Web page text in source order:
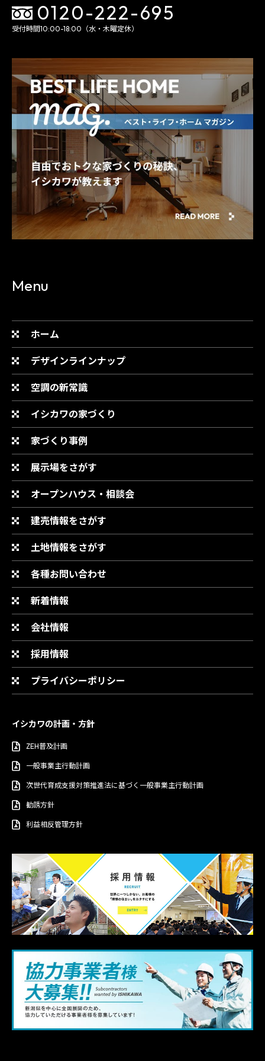
0120-222-695
受付時間10:00-18:00（水・木曜定休）
Menu
ホーム
デザインラインナップ
空調の新常識
イシカワの家づくり
家づくり事例
展示場をさがす
オープンハウス・相談会
建売情報をさがす
土地情報をさがす
各種お問い合わせ
新着情報
会社情報
採用情報
プライバシーポリシー
イシカワの計画・方針
ZEH普及計画
一般事業主行動計画
次世代育成支援対策推進法に基づく一般事業主行動計画
勧誘方針
利益相反管理方針